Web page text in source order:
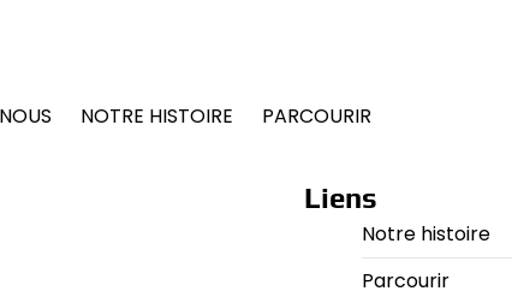
NOTRE HISTOIRE PARCOURIR
Liens
Notre histoire
Parcourir